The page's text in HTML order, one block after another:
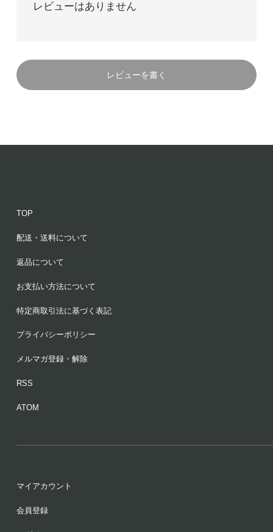
レビューはありません
レビューを書く
TOP
配送・送料について
返品について
お支払い方法について
特定商取引法に基づく表記
プライバシーポリシー
メルマガ登録・解除
RSS
ATOM
マイアカウント
会員登録